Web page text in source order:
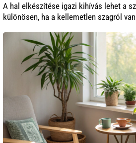
A hal elkészítése igazi kihívás lehet a
különösen, ha a kellemetlen szagról
amelyek minimalizálj..